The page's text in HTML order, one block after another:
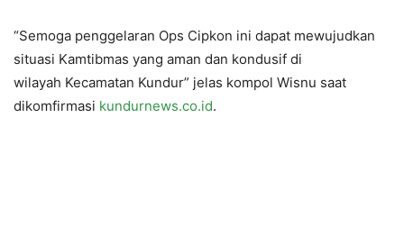
“Semoga penggelaran Ops Cipkon ini dapat mewujudkan
situasi Kamtibmas yang aman dan kondusif di
wilayah Kecamatan Kundur” jelas kompol Wisnu saat
dikomfirmasi kundurnews.co.id.